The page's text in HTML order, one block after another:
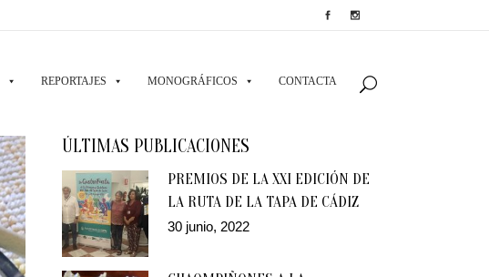
REPORTAJES MONOGRÁFICOS CONTACTA
ÚLTIMAS PUBLICACIONES
PREMIOS DE LA XXI EDICIÓN DE
LA RUTA DE LA TAPA DE CÁDIZ
30 junio, 2022